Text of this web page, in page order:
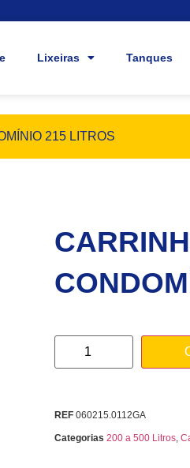
Lixeiras Tanques
215 LITROS
REF 060215.0112GA
Categorias 200 a 500 Litros,